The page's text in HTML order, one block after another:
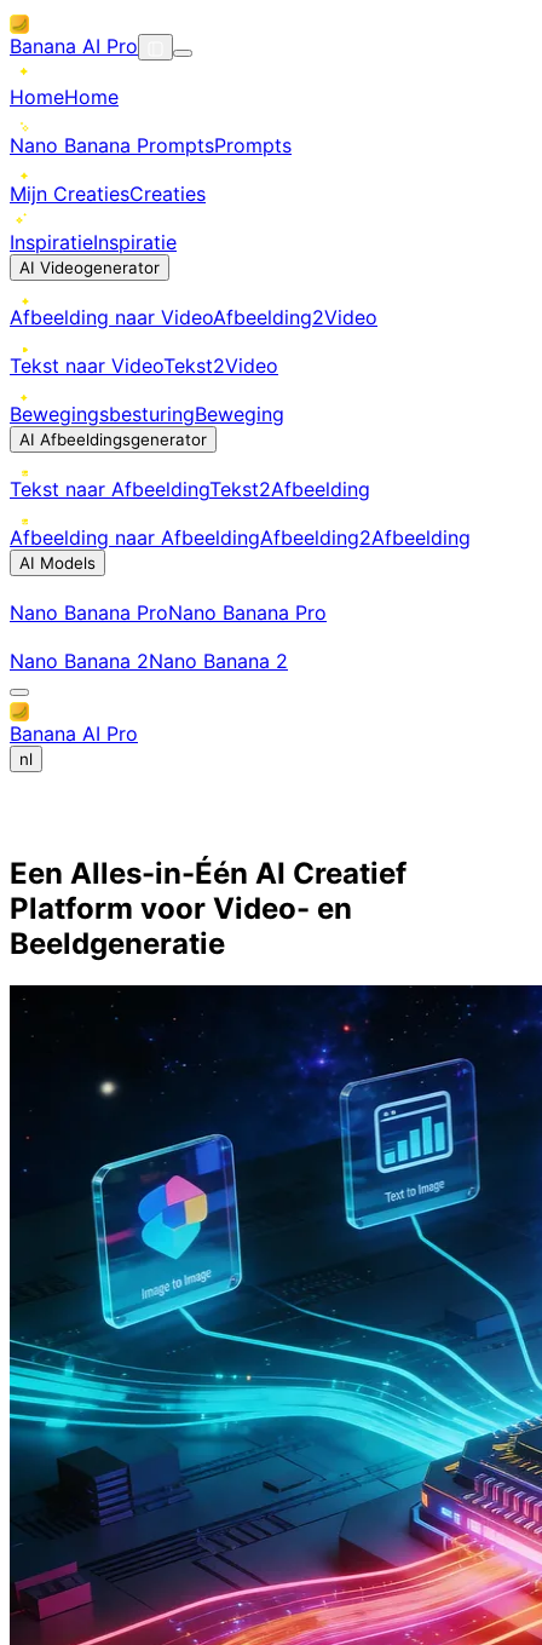
Banana AI Pro
HomeHome
Nano Banana PromptsPrompts
Mijn CreatiesCreaties
InspiratieInspiratie
AI Videogenerator
Afbeelding naar VideoAfbeelding2Video
Tekst naar VideoTekst2Video
BewegingsbesturingBeweging
AI Afbeeldingsgenerator
Tekst naar AfbeeldingTekst2Afbeelding
Afbeelding naar AfbeeldingAfbeelding2Afbeelding
AI Models
Nano Banana ProNano Banana Pro
Nano Banana 2Nano Banana 2
Banana AI Pro
nl
Een Alles-in-Één AI Creatief
Platform voor Video- en
Beeldgeneratie